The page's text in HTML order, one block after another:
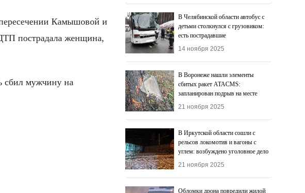
Камышовой и
пострадала женщина,
сбил мужчину на
В Челябинской области автобус с
детьми столкнулся с грузовиком:
есть пострадавшие
14 ноября 2025
В Воронеже нашли элементы
сбитых ракет ATACMS:
запланирован подрыв на месте
21 ноября 2025
В Иркутской области сошли с
рельсов локомотив и вагоны с
углем: возбуждено уголовное дело
21 ноября 2025
Обломки дрона повредили жилой